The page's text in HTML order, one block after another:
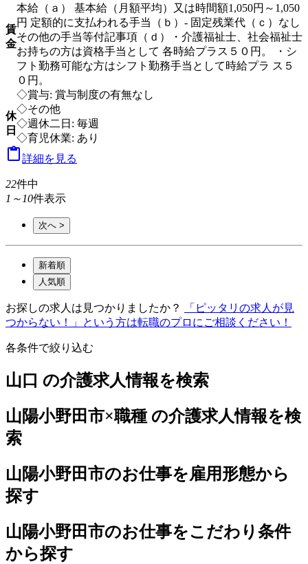
賃
金
本給（ａ） 基本給（月額平均）又は時間額1,050円～1,050
円 定額的に支払われる手当（ｂ）- 固定残業代（ｃ）なし
その他の手当等付記事項（ｄ）・介護福祉士、社会福祉士
お持ちの方は資格手当として 各時給プラス５０円。 ・シ
フト勤務可能な方はシフト勤務手当として時給プラ ス５
０円。
◇賞与: 賞与制度の有無なし
休
日
◇その他
◇週休二日: 毎週
◇育児休業: あり
詳細を見る
22件中
1～10件表示
次へ >
新着順
人気順
お探しの求人は見つかりましたか？
「ピッタリの求人が見
つからない！」という方は転職のプロにご相談ください！
各条件で絞り込む
山口 の介護求人情報を検索
山陽小野田市×職種 の介護求人情報を検
索
山陽小野田市のお仕事を雇用形態から
探す
山陽小野田市のお仕事をこだわり条件
から探す